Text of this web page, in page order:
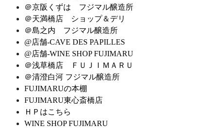
＠京阪くずは フジマル醸造所
＠天満橋店 ショップ＆デリ
＠島之内 フジマル醸造所
@店舗-CAVE DES PAPILLES
@店舗-WINE SHOP FUJIMARU
＠浅草橋店 ＦＵＪＩＭＡＲＵ
＠清澄白河 フジマル醸造所
FUJIMARUの本棚
FUJIMARU東心斎橋店
ＨＰはこちら
WINE SHOP FUJIMARU